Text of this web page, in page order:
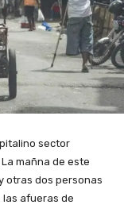
sector
La mañna de este
otras dos personas
las afueras de